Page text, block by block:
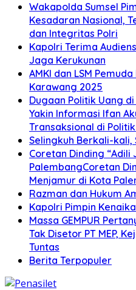
Wakapolda Sumsel
Kesadaran Nasional,
dan Integritas Polri
Kapolri Terima
Jaga Kerukunan
AMKI dan LSM
Karawang 2025
Dugaan Politik Uang di
Yakin Informasi Ifan
Transaksional di
Selingkuh Berkali-kali,
Coretan Dinding “Adili
PalembangCoretan
Menjamur di Kota
Razman dan Hukum
Kapolri Pimpin
Massa GEMPUR
Tak Disetor PT MEP,
Tuntas
Berita Terpopuler